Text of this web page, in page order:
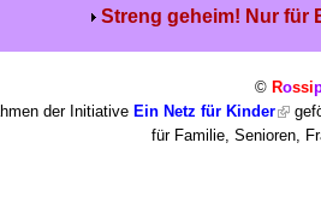
Streng geheim! Nur für
© Rossi
der Initiative Ein Netz für Kinder
für Familie, Senioren,